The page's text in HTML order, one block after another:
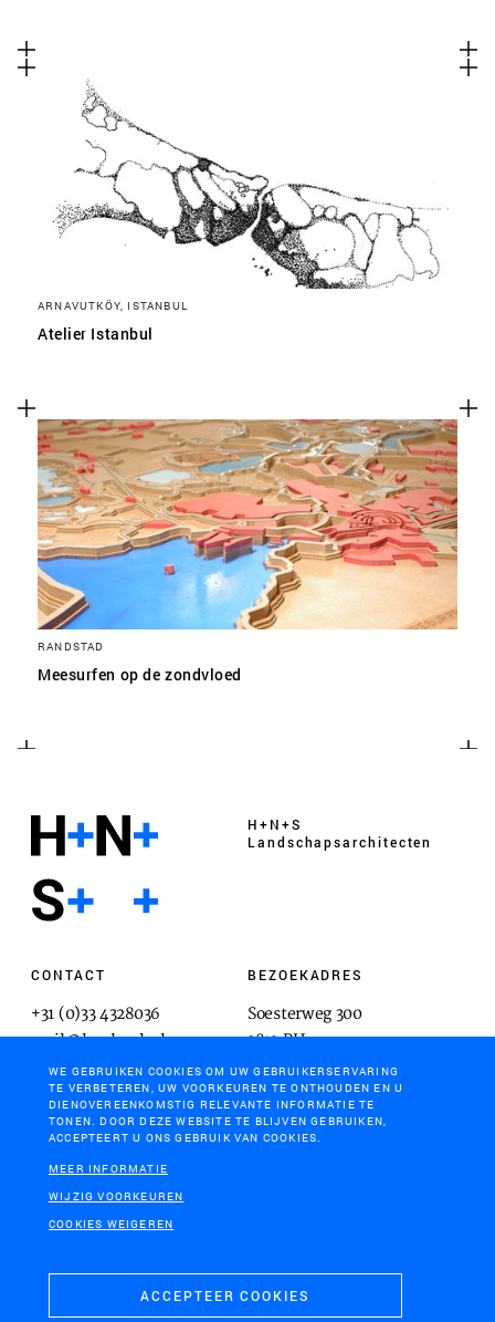
ARNAVUTKÖY, ISTANBUL
Atelier Istanbul
RANDSTAD
Meesurfen op de zondvloed
H+N+S
Landschaps­architecten
CONTACT
+31 (0)33 4328036
mail@hnsland.nl
BEZOEKADRES
Soesterweg 300
3812 BH
Amersfoort
POSTADRES
Postbus 1603
3800 BP
Amersfoort
COOKIES & PRIVACY
WE GEBRUIKEN COOKIES OM UW GEBRUIKERSERVARING
TE VERBETEREN, UW VOORKEUREN TE ONTHOUDEN EN U
DIENOVEREENKOMSTIG RELEVANTE INFORMATIE TE
TONEN. DOOR DEZE WEBSITE TE BLIJVEN GEBRUIKEN,
ACCEPTEERT U ONS GEBRUIK VAN COOKIES.
MEER INFORMATIE
WIJZIG VOORKEUREN
COOKIES WEIGEREN
ACCEPTEER COOKIES